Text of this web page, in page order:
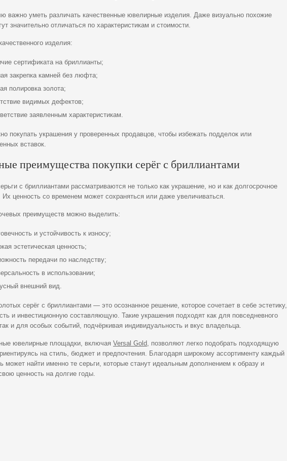
важно уметь различать качественные ювелирные изделия. Даже визуально похожие
значительно отличаться по характеристикам и стоимости.
изделия:
сертификата на бриллианты;
закрепка камней без люфта;
полировка золота;
видимых дефектов;
заявленным характеристикам.
покупать украшения у проверенных продавцов, чтобы избежать подделок или
вставок.
преимущества покупки серёг с бриллиантами
с бриллиантами рассматриваются не только как украшение, но и как долгосрочное
Их ценность со временем может сохраняться или даже увеличиваться.
преимуществ можно выделить:
и устойчивость к износу;
эстетическая ценность;
передачи по наследству;
в использовании;
внешний вид.
серёг с бриллиантами — это осознанное решение, которое сочетает в себе эстетику,
и инвестиционную составляющую. Такие украшения подходят как для повседневного
и для особых событий, подчёркивая индивидуальность и вкус владельца.
ювелирные площадки, включая Versal Gold, позволяют легко подобрать подходящую
на стиль, бюджет и предпочтения. Благодаря широкому ассортименту каждый
может найти именно те серьги, которые станут идеальным дополнением к образу и
ценность на долгие годы.